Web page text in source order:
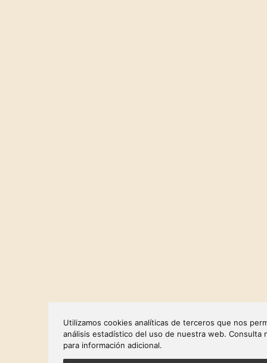
Utilizamos cookies analíticas de terceros que nos
análisis estadístico del uso de nuestra web. Consulta
para información adicional.